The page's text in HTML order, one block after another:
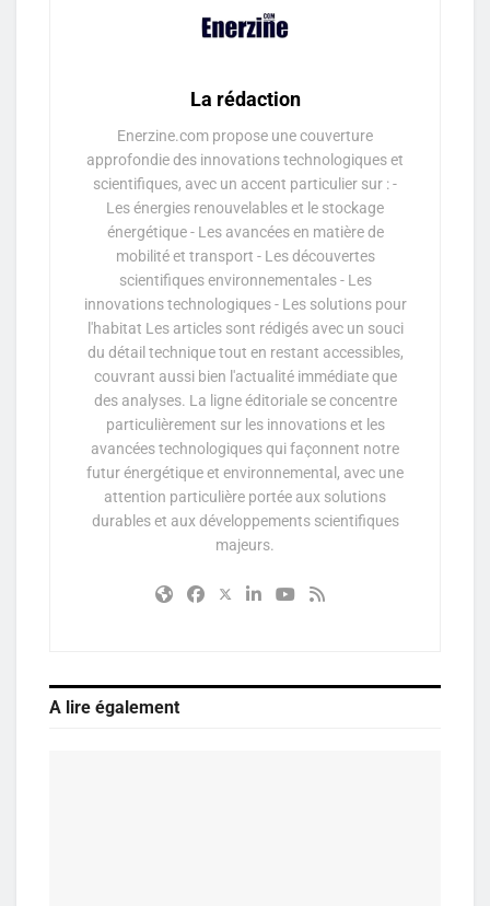
La rédaction
Enerzine.com propose une couverture
approfondie des innovations technologiques et
scientifiques, avec un accent particulier sur : -
Les énergies renouvelables et le stockage
énergétique - Les avancées en matière de
mobilité et transport - Les découvertes
scientifiques environnementales - Les
innovations technologiques - Les solutions pour
l'habitat Les articles sont rédigés avec un souci
du détail technique tout en restant accessibles,
couvrant aussi bien l'actualité immédiate que
des analyses. La ligne éditoriale se concentre
particulièrement sur les innovations et les
avancées technologiques qui façonnent notre
futur énergétique et environnemental, avec une
attention particulière portée aux solutions
durables et aux développements scientifiques
majeurs.
A lire également